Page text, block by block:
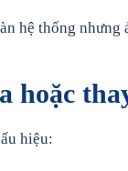
hệ thống
hoặc
hiệu: